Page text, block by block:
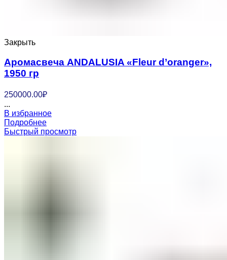
Закрыть
Аромасвеча ANDALUSIA «Fleur d’oranger»,
1950 гр
250000.00₽
...
В избранное
Подробнее
Быстрый просмотр